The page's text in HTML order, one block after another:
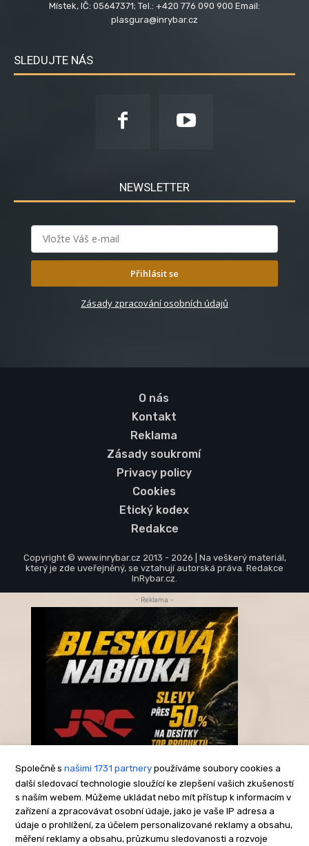
Místek, IČ: 05647371; Tel.: +420 776 090 900 Email:
plasgura@inrybar.cz
SLEDUJTE NÁS
NEWSLETTER
Přihlásit se
Zásady zpracování osobních údajů
O nás
Kontakt
Reklama
Zásady soukromí
Privacy policy
Cookies
Etický kodex
Redakce
Copyright © www.inrybar.cz 2013 - 2026 | Na veškerý materiál,
který je zde uveřejněný, se vztahují autorská práva. Redakce
InRybar.cz.
Společně s našimi 1731 partnery používáme soubory cookies a
další sledovací technologie sloužící ke zlepšení vašich zkušeností
s naším webem. Můžeme ukládat nebo mít přístup k informacím v
zařízení a zpracovávat osobní údaje, jako je vaše IP adresa a
údaje o prohlížení, za účelem personalizované reklamy a obsahu,
měření reklamy a obsahu, průzkumu sledovanosti a rozvoje
- Reklama -
-Reklama-